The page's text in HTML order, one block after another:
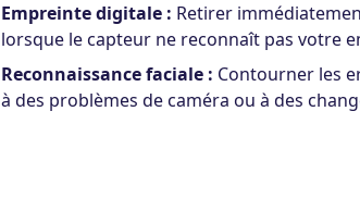
Empreinte digitale : Retirer
lorsque le capteur ne reconnaît pas votre
Reconnaissance faciale : Contourner les
à des problèmes de caméra ou à des